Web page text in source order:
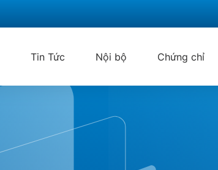
Tin Tức Nội bộ Chứng chỉ